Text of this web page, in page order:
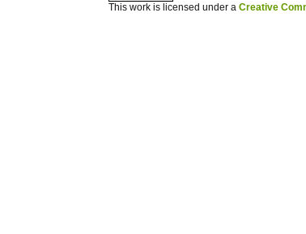
This work is licensed under aCreative